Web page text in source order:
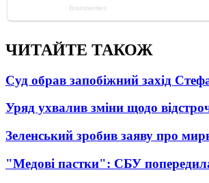
ЧИТАЙТЕ ТАКОЖ
Суд обрав запобіжний захід
Уряд ухвалив зміни щодо
Зеленський зробив заяву про
"Медові пастки": СБУ